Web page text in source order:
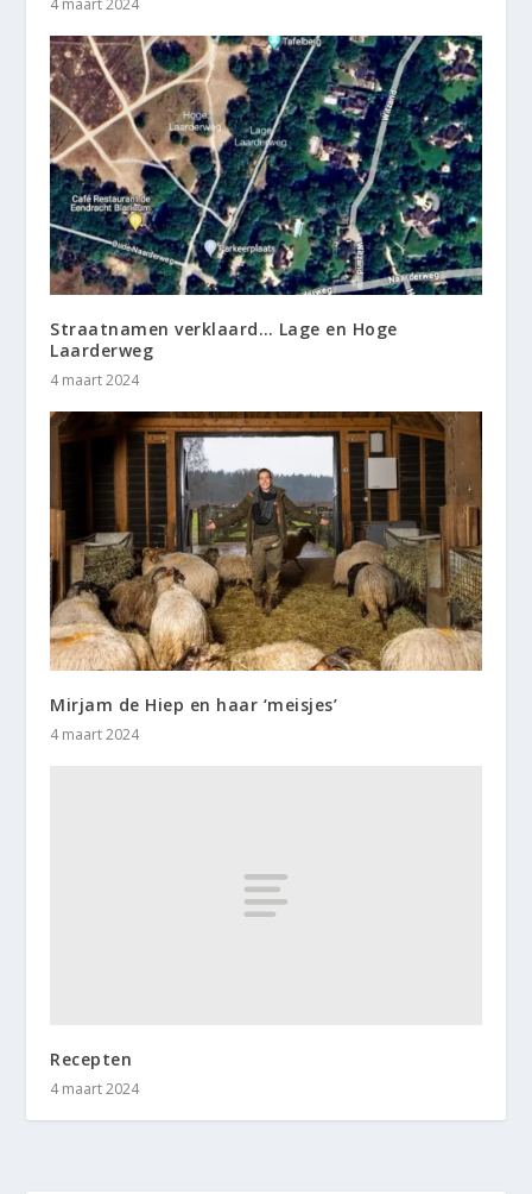
4 maart 2024
Straatnamen verklaard… Lage en Hoge
Laarderweg
4 maart 2024
Mirjam de Hiep en haar ‘meisjes’
4 maart 2024
Recepten
4 maart 2024